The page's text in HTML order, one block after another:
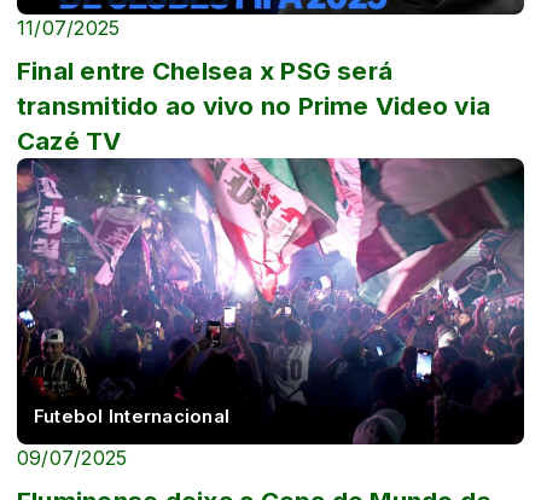
11/07/2025
Final entre Chelsea x PSG será
transmitido ao vivo no Prime Video via
Cazé TV
Futebol Internacional
09/07/2025